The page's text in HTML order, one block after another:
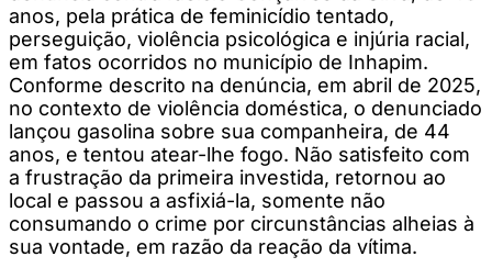
anos, pela prática de feminicídio tentado,
perseguição, violência psicológica e injúria racial,
em fatos ocorridos no município de Inhapim.
Conforme descrito na denúncia, em abril de 2025,
no contexto de violência doméstica, o denunciado
lançou gasolina sobre sua companheira, de 44
anos, e tentou atear-lhe fogo. Não satisfeito com
a frustração da primeira investida, retornou ao
local e passou a asfixiá-la, somente não
consumando o crime por circunstâncias alheias à
sua vontade, em razão da reação da vítima.